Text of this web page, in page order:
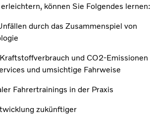
können Sie Folgendes lernen:
durch das Zusammenspiel von
und CO2-Emissionen
und umsichtige Fahrweise
Fahrertrainings in der Praxis
zukünftiger